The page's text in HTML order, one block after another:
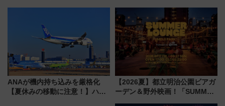
はどう変わる？
潟・長野・庄内へ
ANAが機内持ち込みを厳格化
【夏休みの移動に注意！】ハン
【2026夏】都立明治公園ビアガ
ーデン＆野外映画！「SUMMER